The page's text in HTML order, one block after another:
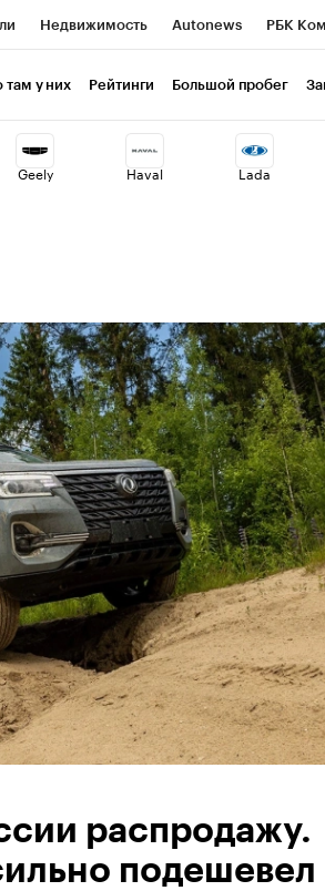
Недвижимость Autonews РБК
рейтинги Франшизы Газета
Бизнес Технологии и медиа
там у них Рейтинги Большой пробег
Geely Haval Lada
распродажу.
подешевел